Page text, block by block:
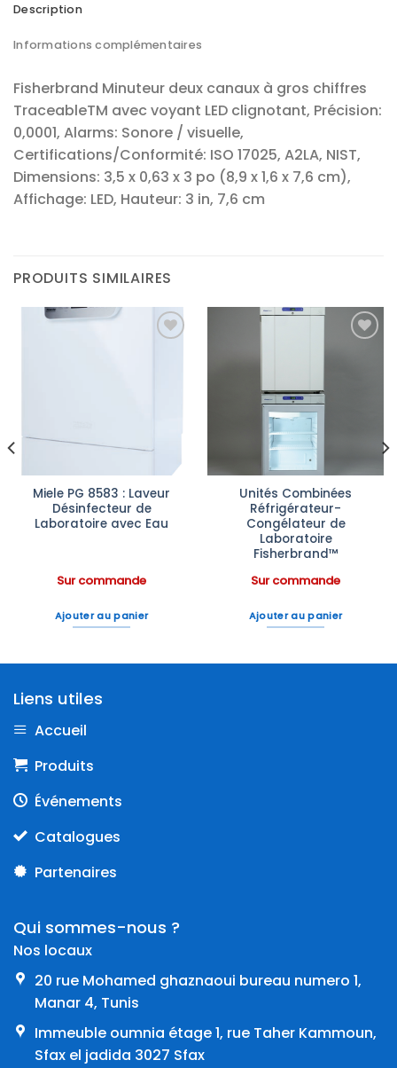
Description
Informations complémentaires
Fisherbrand Minuteur deux canaux à gros chiffres
TraceableTM avec voyant LED clignotant, Précision:
0,0001, Alarms: Sonore / visuelle,
Certifications/Conformité: ISO 17025, A2LA, NIST,
Dimensions: 3,5 x 0,63 x 3 po (8,9 x 1,6 x 7,6 cm),
Affichage: LED, Hauteur: 3 in, 7,6 cm
PRODUITS SIMILAIRES
Miele PG 8583 : Laveur
Désinfecteur de
Laboratoire avec Eau
Sur commande
Ajouter au panier
Unités Combinées
Réfrigérateur-
Congélateur de
Laboratoire
Fisherbrand™
Sur commande
Ajouter au panier
Liens utiles
Accueil
Produits
Événements
Catalogues
Partenaires
Qui sommes-nous ?
Nos locaux
20 rue Mohamed ghaznaoui bureau numero 1,
Manar 4, Tunis
Immeuble oumnia étage 1, rue Taher Kammoun,
Sfax el jadida 3027 Sfax